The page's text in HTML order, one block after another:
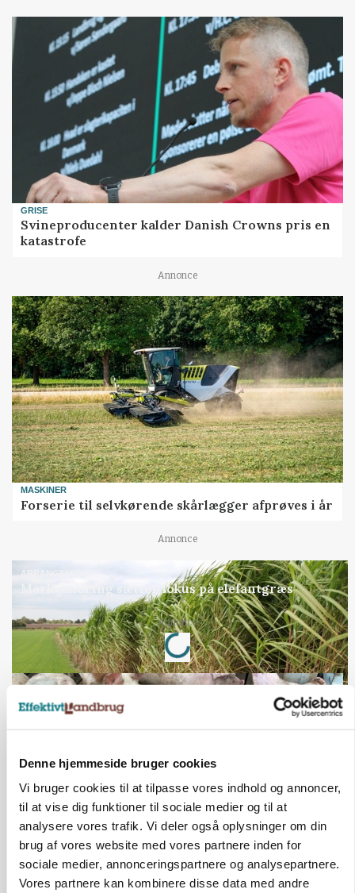
Denne hjemmeside bruger cookies
Vi bruger cookies til at tilpasse vores indhold og annoncer,
til at vise dig funktioner til sociale medier og til at
analysere vores trafik. Vi deler også oplysninger om din
brug af vores website med vores partnere inden for
sociale medier, annonceringspartnere og analysepartnere.
Vores partnere kan kombinere disse data med andre
GRISE
Svineproducenter kalder Danish Crowns pris en
katastrofe
Annonce
MASKINER
Forserie til selvkørende skårlægger afprøves i år
Annonce
ARRANGEMENT
Markvandring sætter fokus på elefantgræs
Annonce
Loading...
MARKED
Grisenoteringen står stille